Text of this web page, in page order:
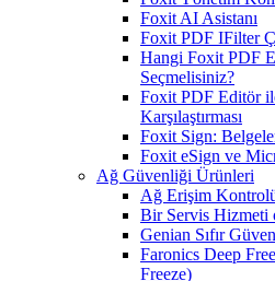
Foxit AI Asistanı
Foxit PDF IFilter
Hangi Foxit PDF
Seçmelisiniz?
Foxit PDF Editör
Karşılaştırması
Foxit Sign:
Foxit eSign ve
Ağ Güvenliği Ürünleri
Ağ Erişim
Bir Servis Hizmeti
Genian Sıfır
Faronics Deep
Freeze)